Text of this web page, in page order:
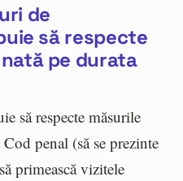
de
să respecte
pe durata
să respecte măsurile
penal (să se prezinte
primească vizitele